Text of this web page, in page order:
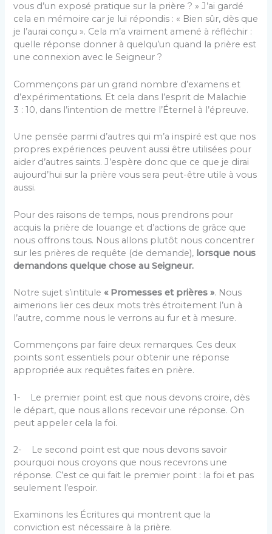
vous d’un exposé pratique sur la prière ? » J’ai gardé
cela en mémoire car je lui répondis : « Bien sûr, dès que
je l’aurai conçu ». Cela m’a vraiment amené à réfléchir :
quelle réponse donner à quelqu’un quand la prière est
une connexion avec le Seigneur ?
Commençons par un grand nombre d’examens et
d’expérimentations. Et cela dans l’esprit de Malachie
3 : 10, dans l’intention de mettre l’Éternel à l’épreuve.
Une pensée parmi d’autres qui m’a inspiré est que nos
propres expériences peuvent aussi être utilisées pour
aider d’autres saints. J’espère donc que ce que je dirai
aujourd’hui sur la prière vous sera peut-être utile à vous
aussi.
Pour des raisons de temps, nous prendrons pour
acquis la prière de louange et d’actions de grâce que
nous offrons tous. Nous allons plutôt nous concentrer
sur les prières de requête (de demande), lorsque nous
demandons quelque chose au Seigneur.
Notre sujet s’intitule« Promesses et prières ». Nous
aimerions lier ces deux mots très étroitement l’un à
l’autre, comme nous le verrons au fur et à mesure.
Commençons par faire deux remarques. Ces deux
points sont essentiels pour obtenir une réponse
appropriée aux requêtes faites en prière.
1- Le premier point est que nous devons croire, dès
le départ, que nous allons recevoir une réponse. On
peut appeler cela la foi.
2- Le second point est que nous devons savoir
pourquoi nous croyons que nous recevrons une
réponse. C’est ce qui fait le premier point : la foi et pas
seulement l’espoir.
Examinons les Écritures qui montrent que la
conviction est nécessaire à la prière.